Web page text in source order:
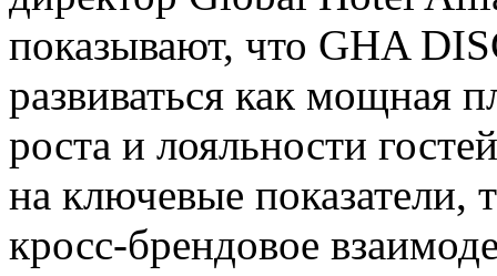
показывают, что GHA
развиваться как мощная
роста и лояльности
на ключевые показатели,
кросс-брендовое